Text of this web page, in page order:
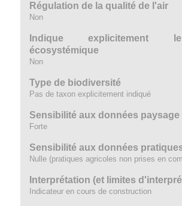
Régulation de la qualité de l'air
Non
Indique explicitement
écosystémique
Non
Type de biodiversité
Pas de taxon explicitement indiqué
Sensibilité aux données paysage
Forte
Sensibilité aux données
Nulle (pratiques agricoles non prises en
Interprétation (et limites
Indicateur en cours de construction